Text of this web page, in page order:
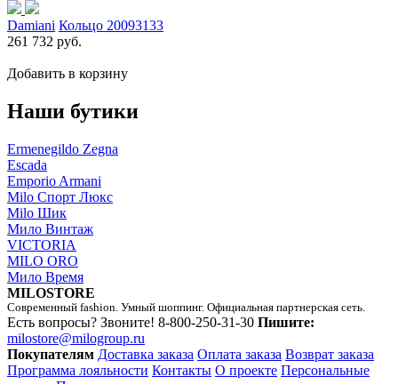
Damiani Кольцо 20093133
261 732 руб.
Добавить в корзину
Наши бутики
Ermenegildo Zegna
Escada
Emporio Armani
Milo Спорт Люкс
Milo Шик
Мило Винтаж
VICTORIA
MILO ORO
Мило Время
MILOSTORE
Современный fashion. Умный шоппинг. Официальная партнерская сеть.
Есть вопросы? Звоните! 8-800-250-31-30 Пишите:
milostore@milogroup.ru
Покупателям Доставка заказа Оплата заказа Возврат заказа
Программа лояльности Контакты О проекте Персональные